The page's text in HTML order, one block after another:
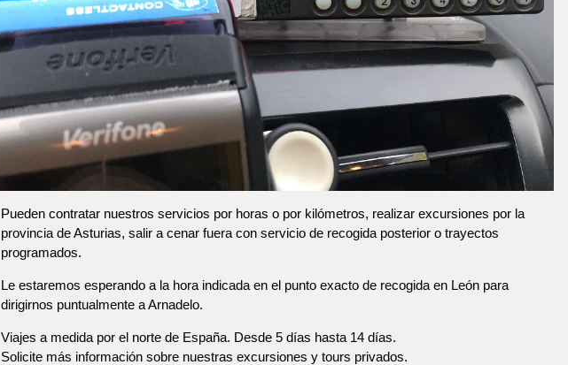
Pueden contratar nuestros servicios por horas o por kilómetros, realizar excursiones por la
provincia de Asturias, salir a cenar fuera con servicio de recogida posterior o trayectos
programados.
Le estaremos esperando a la hora indicada en el punto exacto de recogida en León para
dirigirnos puntualmente a Arnadelo.
Viajes a medida por el norte de España. Desde 5 días hasta 14 días.
Solicite más información sobre nuestras excursiones y tours privados.